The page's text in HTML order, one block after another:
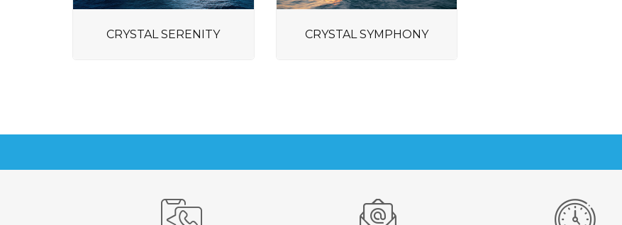
CRYSTAL SERENITY CRYSTAL SYMPHONY